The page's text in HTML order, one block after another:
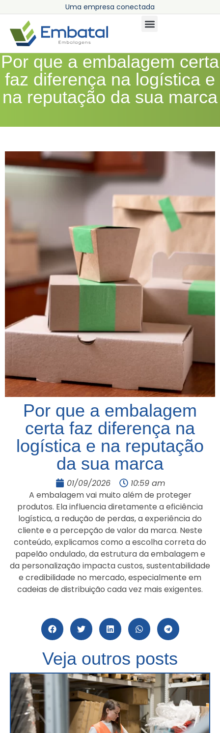
Uma empresa conectada a
Por que a embalagem certa
faz diferença na logística e
na reputação da sua marca
Por que a embalagem
certa faz diferença na
logística e na reputação
da sua marca
01/09/2026
10:59 am
A embalagem vai muito além de proteger
produtos. Ela influencia diretamente a eficiência
logística, a redução de perdas, a experiência do
cliente e a percepção de valor da marca. Neste
conteúdo, explicamos como a escolha correta do
papelão ondulado, da estrutura da embalagem e
da personalização impacta custos, sustentabilidade
e credibilidade no mercado, especialmente em
cadeias de distribuição cada vez mais exigentes.
Veja outros posts